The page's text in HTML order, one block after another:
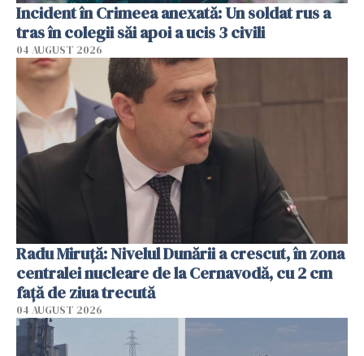
Incident în Crimeea anexată: Un soldat rus a
tras în colegii săi apoi a ucis 3 civili
04 AUGUST 2026
Radu Miruţă: Nivelul Dunării a crescut, în zona
centralei nucleare de la Cernavodă, cu 2 cm
faţă de ziua trecută
04 AUGUST 2026